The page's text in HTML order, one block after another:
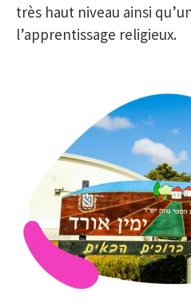
très haut niveau ainsi
l’apprentissage religieux.